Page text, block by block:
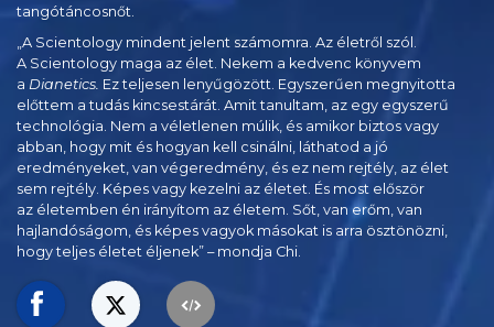
tangótáncosnőt.
„A Scientology mindent jelent számomra. Az életről szól.
A Scientology maga az élet. Nekem a kedvenc könyvem
a Dianetics. Ez teljesen lenyűgözött. Egyszerűen megnyitotta
előttem a tudás kincsestárát. Amit tanultam, az egy egyszerű
technológia. Nem a véletlenen múlik, és amikor biztos vagy
abban, hogy mit és hogyan kell csinálni, láthatod a jó
eredményeket, van végeredmény, és ez nem rejtély, az élet
sem rejtély. Képes vagy kezelni az életet. És most először
az életemben én irányítom az életem. Sőt, van erőm, van
hajlandóságom, és képes vagyok másokat is arra ösztönözni,
hogy teljes életet éljenek” – mondja Chi.